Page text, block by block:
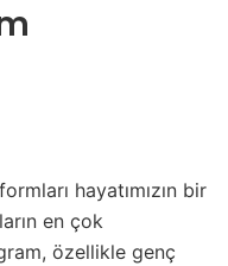
hayatımızın bir
en çok
özellikle genç